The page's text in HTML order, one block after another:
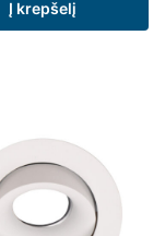
Į krepšelį